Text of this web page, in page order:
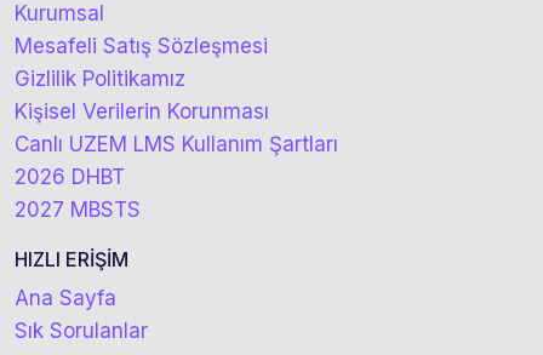
Kurumsal
Mesafeli Satış Sözleşmesi
Gizlilik Politikamız
Kişisel Verilerin Korunması
Canlı UZEM LMS Kullanım Şartları
2026 DHBT
2027 MBSTS
HIZLI ERİŞİM
Ana Sayfa
Sık Sorulanlar